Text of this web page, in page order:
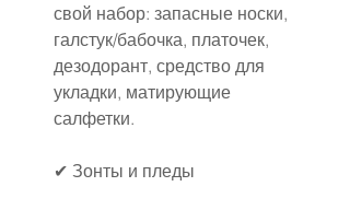
свой набор: запасные носки,
галстук/бабочка, платочек,
дезодорант, средство для
укладки, матирующие
салфетки.
✔ Зонты и пледы